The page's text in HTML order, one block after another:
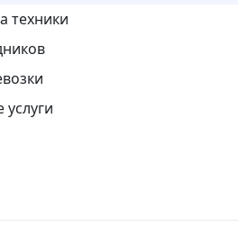
техники
услуги